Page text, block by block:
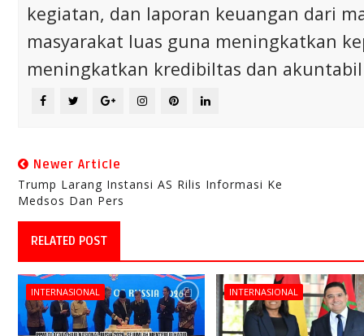
kegiatan, dan laporan keuangan dari
masyarakat luas guna meningkatkan
meningkatkan kredibiltas dan
Newer Article
Trump Larang Instansi AS Rilis Informasi Ke
Medsos Dan Pers
RELATED POST
INTERNASIONAL INTERNASIONAL